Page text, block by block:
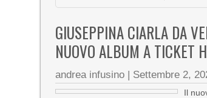
GIUSEPPINA CIARLA DA
NUOVO ALBUM A TICKET
andrea infusino | Settembre 2,
Il